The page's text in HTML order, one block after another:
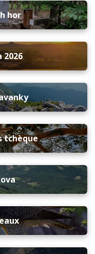
hor
tchèque